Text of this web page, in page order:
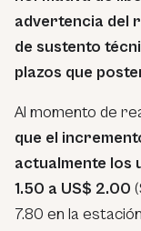
advertencia del
de sustento
plazos que
Al momento de
que el
actualmente los
1.50 a US$ 2.00
7.80 en la